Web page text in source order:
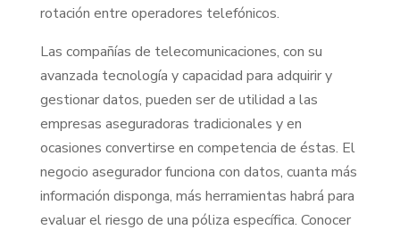
rotación entre operadores telefónicos.
Las compañías de telecomunicaciones, con su
avanzada tecnología y capacidad para adquirir y
gestionar datos, pueden ser de utilidad a las
empresas aseguradoras tradicionales y en
ocasiones convertirse en competencia de éstas. El
negocio asegurador funciona con datos, cuanta más
información disponga, más herramientas habrá para
evaluar el riesgo de una póliza específica. Conocer